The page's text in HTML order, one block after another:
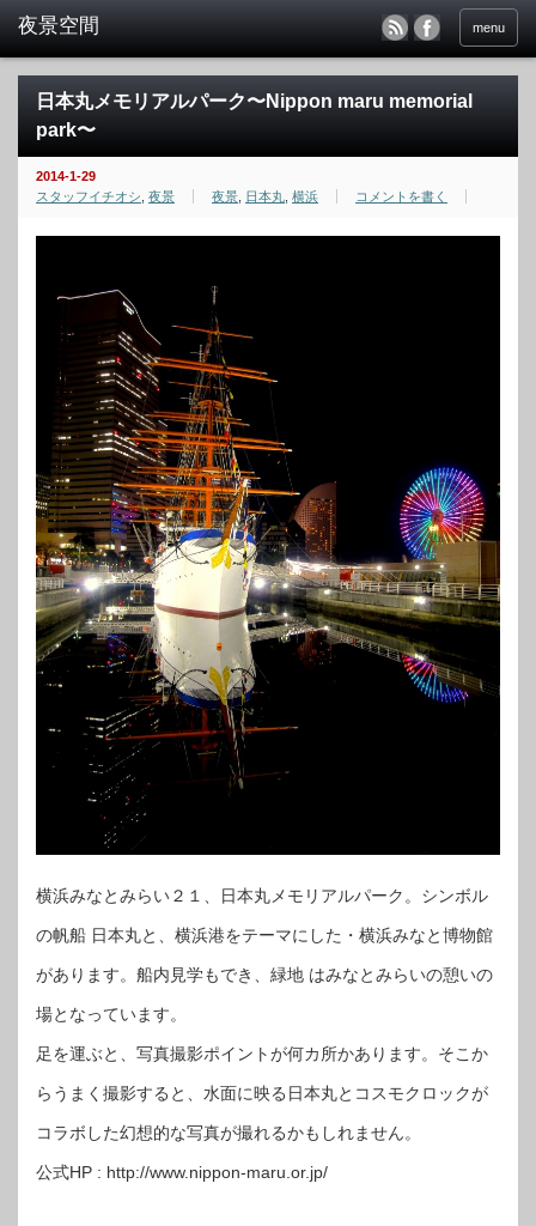
menu
日本丸メモリアルパーク〜Nippon maru memorial
park〜
2014-1-29
スタッフイチオシ 夜景 夜景 日本丸 横浜 コメントを書く
横浜みなとみらい２１、日本丸メモリアルパーク。シンボル
の帆船 日本丸と、横浜港をテーマにした・横浜みなと博物館
があります。船内見学もでき、緑地 はみなとみらいの憩いの
場となっています。
足を運ぶと、写真撮影ポイントが何カ所かあります。そこか
らうまく撮影すると、水面に映る日本丸とコスモクロックが
コラボした幻想的な写真が撮れるかもしれません。
公式HP : http://www.nippon-maru.or.jp/